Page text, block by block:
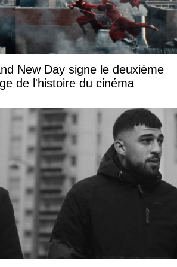
New Day signe le deuxième
de l'histoire du cinéma